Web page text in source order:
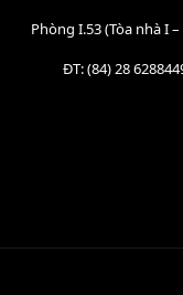
Phòng I.53 (Tòa nhà I
ĐT: (84) 28